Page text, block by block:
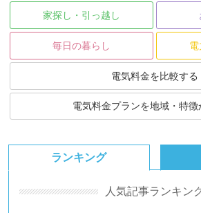
家探し・引っ越し
毎日の暮らし
電気料金を比較する
電気料金プランを地域・特徴
ランキング
人気記事ランキン